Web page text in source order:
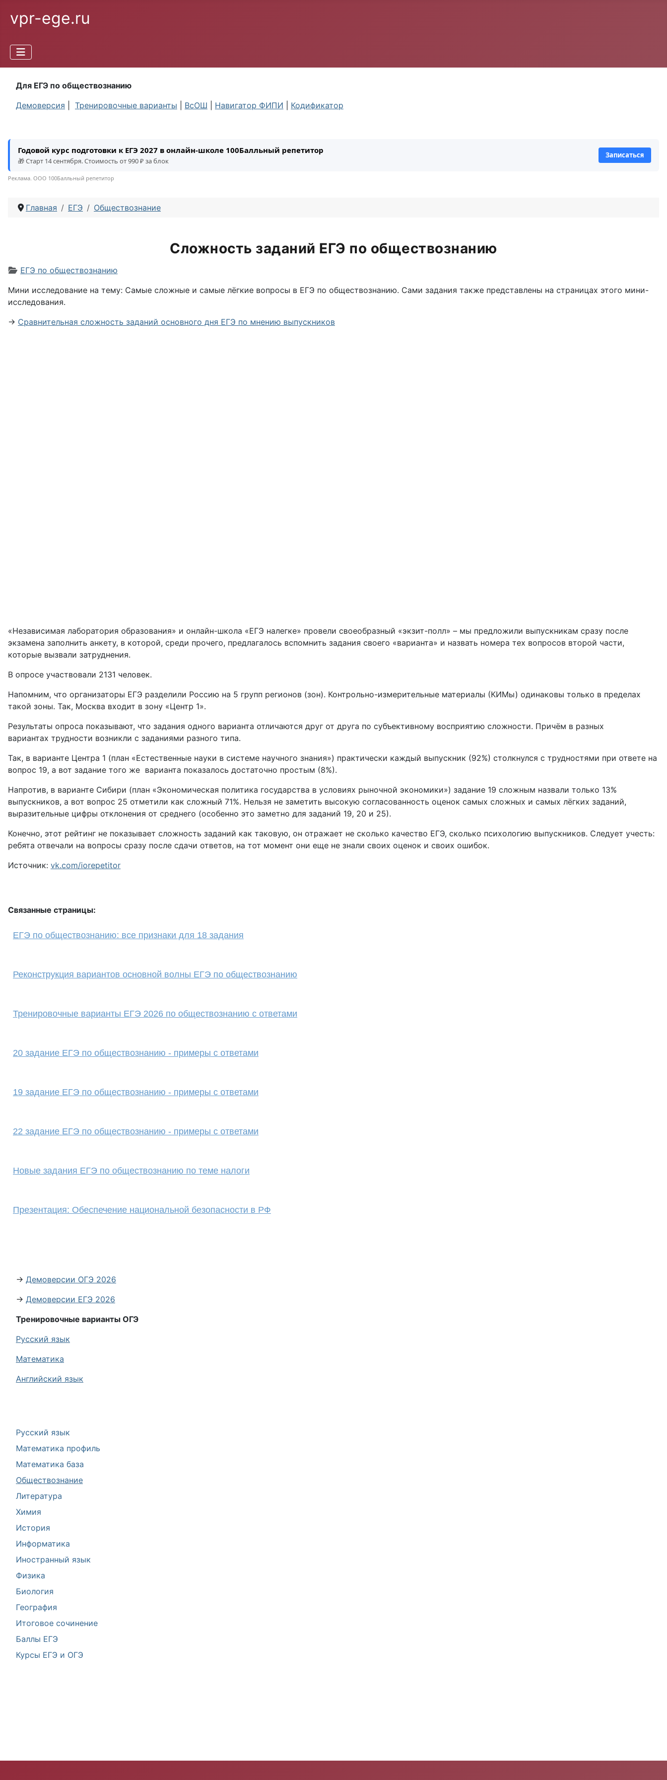
vpr-ege.ru
Для ЕГЭ по обществознанию
Демоверсия
Тренировочные варианты ВсОШ Навигатор ФИПИ Кодификатор
Русский язык
Математика профиль
Математика база
Обществознание
Литература
Химия
История
Информатика
Иностранный язык
Физика
Биология
География
Итоговое сочинение
Баллы ЕГЭ
Курсы ЕГЭ и ОГЭ
Годовой курс подготовки к ЕГЭ 2027 в онлайн-школе 100Балльный репетитор
🎁 Старт 14 сентября. Стоимость от 990 ₽ за блок
Записаться
Реклама. ООО 100Балльный репетитор
Главная ЕГЭ Обществознание
Сложность заданий ЕГЭ по обществознанию
Информация о материале
ЕГЭ по обществознанию
Мини исследование на тему: Самые сложные и самые лёгкие вопросы в ЕГЭ по обществознанию. Сами задания также представлены на страницах этого мини-
исследования.
→ Сравнительная сложность заданий основного дня ЕГЭ по мнению выпускников
«Независимая лаборатория образования» и онлайн-школа «ЕГЭ налегке» провели своеобразный «экзит-полл» – мы предложили выпускникам сразу после
экзамена заполнить анкету, в которой, среди прочего, предлагалось вспомнить задания своего «варианта» и назвать номера тех вопросов второй части,
которые вызвали затруднения.
В опросе участвовали 2131 человек.
Напомним, что организаторы ЕГЭ разделили Россию на 5 групп регионов (зон). Контрольно-измерительные материалы (КИМы) одинаковы только в пределах
такой зоны. Так, Москва входит в зону «Центр 1».
Результаты опроса показывают, что задания одного варианта отличаются друг от друга по субъективному восприятию сложности. Причём в разных
вариантах трудности возникли с заданиями разного типа.
Так, в варианте Центра 1 (план «Естественные науки в системе научного знания») практически каждый выпускник (92%) столкнулся с трудностями при ответе на
вопрос 19, а вот задание того же варианта показалось достаточно простым (8%).
Напротив, в варианте Сибири (план «Экономическая политика государства в условиях рыночной экономики») задание 19 сложным назвали только 13%
выпускников, а вот вопрос 25 отметили как сложный 71%. Нельзя не заметить высокую согласованность оценок самых сложных и самых лёгких заданий,
выразительные цифры отклонения от среднего (особенно это заметно для заданий 19, 20 и 25).
Конечно, этот рейтинг не показывает сложность заданий как таковую, он отражает не сколько качество ЕГЭ, сколько психологию выпускников. Следует учесть:
ребята отвечали на вопросы сразу после сдачи ответов, на тот момент они еще не знали своих оценок и своих ошибок.
Источник: vk.com/iorepetitor
Связанные страницы:
ЕГЭ по обществознанию: все признаки для 18 задания
Реконструкция вариантов основной волны ЕГЭ по обществознанию
Тренировочные варианты ЕГЭ 2026 по обществознанию с ответами
20 задание ЕГЭ по обществознанию - примеры с ответами
19 задание ЕГЭ по обществознанию - примеры с ответами
22 задание ЕГЭ по обществознанию - примеры с ответами
Новые задания ЕГЭ по обществознанию по теме налоги
Презентация: Обеспечение национальной безопасности в РФ
→ Демоверсии ОГЭ 2026
→ Демоверсии ЕГЭ 2026
Тренировочные варианты ОГЭ
Русский язык
Математика
Английский язык